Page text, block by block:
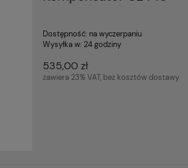
Dostępność: na wyczerpaniu
Wysyłka w: 24 godziny
535,00 zł
zawiera 23% VAT, bez kosztów dostawy